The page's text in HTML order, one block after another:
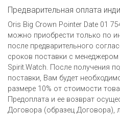
Предварительная оплата
Oris Big Crown Pointer Date 01
можно приобрести только по
после предварительного
сроков поставки с менеджером
Spirit.Watch. После получения
поставки, Вам будет
размере 10% от стоимости
Предоплата и ее возврат
Договора (образец Договора),